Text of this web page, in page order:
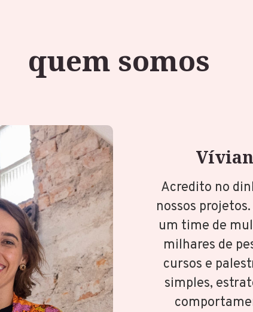
quem somos
Acredito no
nossos
um time de
milhares de
cursos e
simples,